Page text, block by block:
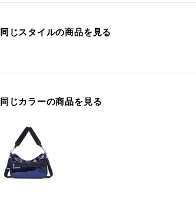
同じスタイルの商品を見る
同じカラーの商品を見る